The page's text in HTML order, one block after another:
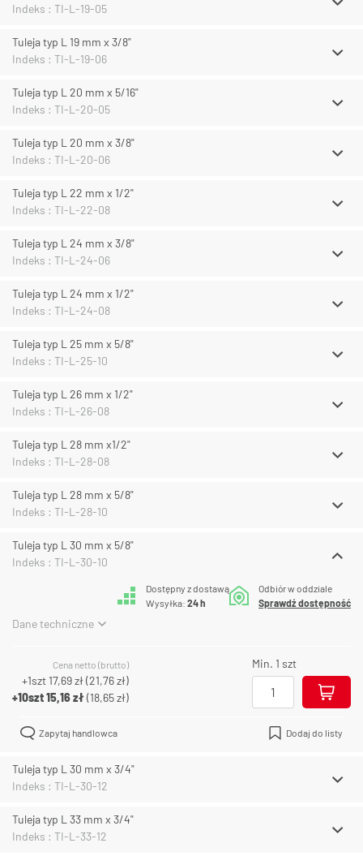
Indeks : TI-L-19-05
Tuleja typ L 19 mm x 3/8"
Indeks : TI-L-19-06
Tuleja typ L 20 mm x 5/16"
Indeks : TI-L-20-05
Tuleja typ L 20 mm x 3/8"
Indeks : TI-L-20-06
Tuleja typ L 22 mm x 1/2"
Indeks : TI-L-22-08
Tuleja typ L 24 mm x 3/8"
Indeks : TI-L-24-06
Tuleja typ L 24 mm x 1/2"
Indeks : TI-L-24-08
Tuleja typ L 25 mm x 5/8"
Indeks : TI-L-25-10
Tuleja typ L 26 mm x 1/2"
Indeks : TI-L-26-08
Tuleja typ L 28 mm x1/2"
Indeks : TI-L-28-08
Tuleja typ L 28 mm x 5/8"
Indeks : TI-L-28-10
Tuleja typ L 30 mm x 5/8"
Indeks : TI-L-30-10
Dostępny z dostawą
Wysyłka: 24 h
Odbiór w oddziale
Sprawdź dostępność
Dane techniczne
Cena netto (brutto)
+1szt 17,69 zł(21,76 zł)
+10szt15,16 zł(18,65 zł)
Min. 1 szt
Zapytaj handlowca Dodaj do listy
Tuleja typ L 30 mm x 3/4"
Indeks : TI-L-30-12
Tuleja typ L 33 mm x 3/4"
Indeks : TI-L-33-12